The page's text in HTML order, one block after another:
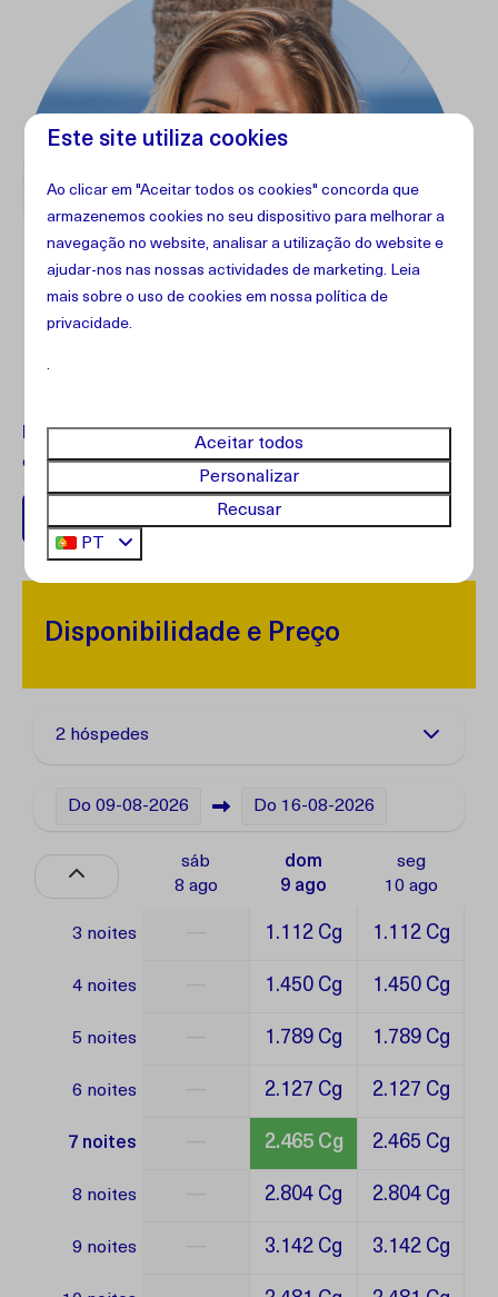
Dúvidas?Entre em contato com nosso atendimento ao
cliente.
Disponibilidade e Preço
2 hóspedes
Do 09-08-2026 Do 16-08-2026
sáb
8 ago
dom
9 ago
seg
10 ago
3 noites 1.112 Cg 1.112 Cg
4 noites 1.450 Cg 1.450 Cg
5 noites 1.789 Cg 1.789 Cg
6 noites 2.127 Cg 2.127 Cg
7 noites 2.465 Cg 2.465 Cg
8 noites 2.804 Cg 2.804 Cg
9 noites 3.142 Cg 3.142 Cg
Este site utiliza cookies
Ao clicar em "Aceitar todos os cookies" concorda que
armazenemos cookies no seu dispositivo para melhorar a
navegação no website, analisar a utilização do website e
ajudar-nos nas nossas actividades de marketing. Leia
mais sobre o uso de cookies emnossa política de
privacidade.
.
Aceitar todos
Personalizar
Recusar
PT